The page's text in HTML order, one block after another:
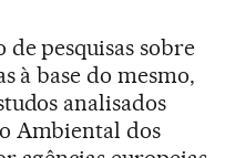
pesquisas sobre
à base do mesmo,
analisados
Ambiental dos